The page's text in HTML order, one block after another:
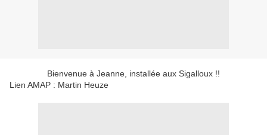
Bienvenue à Jeanne, installée aux Sigalloux !!
Lien AMAP : Martin Heuze